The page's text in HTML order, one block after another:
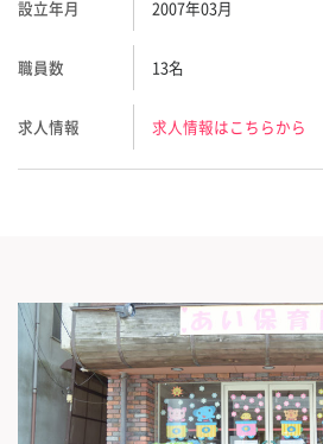
設立年月 2007年03月
職員数 13名
求人情報 求人情報はこちらから